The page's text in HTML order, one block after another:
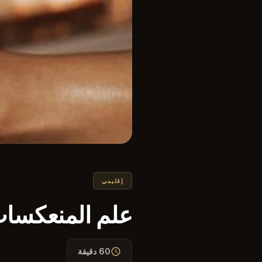
إقليمي
علم
60 دقيقة